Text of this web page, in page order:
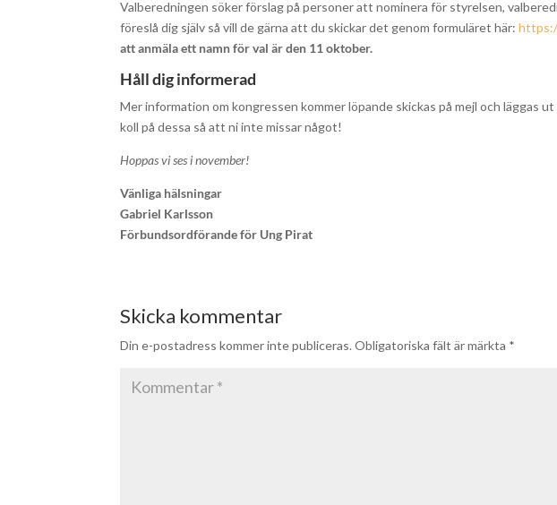
Valberedningen söker förslag på personer att nominera för styrelsen,
föreslå dig själv så vill de gärna att du skickar det genom formuläret här:
att anmäla ett namn för val är den 11 oktober.
Håll dig informerad
Mer information om kongressen kommer löpande skickas på mejl och läggas
koll på dessa så att ni inte missar något!
Hoppas vi ses i november!
Vänliga hälsningar
Gabriel Karlsson
Förbundsordförande för Ung Pirat
Skicka kommentar
Din e-postadress kommer inte publiceras. Obligatoriska fält är märkta *